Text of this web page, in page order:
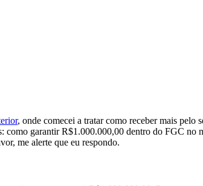
, onde comecei a tratar como receber mais
garantir R$1.000.000,00 dentro do FGC no
me alerte que eu respondo.